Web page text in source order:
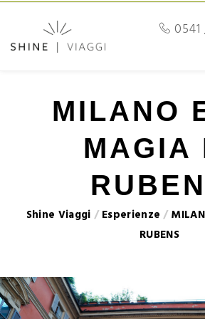
MILANO
MAGIA
Shine Viaggi / Esperienze /
RUBENS